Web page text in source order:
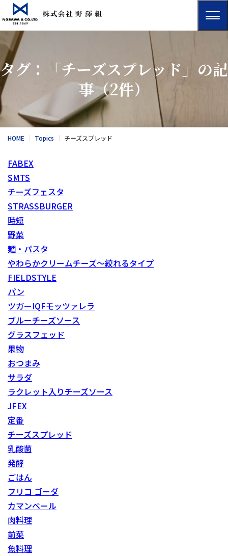
タグ：「チーズスプレッド」の記
事（2件）
HOME Topics チーズスプレッド
FABEX
SMTS
チーズフェスタ
STRASSBURGER
時短
野菜
麺・パスタ
やわらかクリームチーズ～絞れるタイプ
FIELDSTYLE
パン
ツガーIQFモッツァレラ
ブルーチーズソース
グラスフェッド
果物
おつまみ
サラダ
ラクレット入りチーズソース
JFEX
定番
チーズスプレッド
乳酸菌
発酵
ごはん
フリコ ゴーダ
カマンベール
肉料理
前菜
魚料理